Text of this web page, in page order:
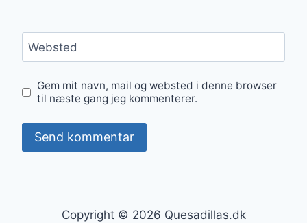
Websted
Gem mit navn, mail og websted i denne browser
til næste gang jeg kommenterer.
Copyright © 2026 Quesadillas.dk